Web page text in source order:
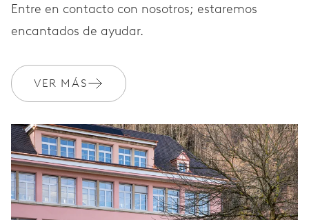
Entre en contacto con nosotros; estaremos
encantados de ayudar.
VER MÁS